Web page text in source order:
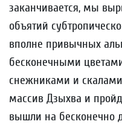
заканчивается, мы
объятий
вполне привычных
бесконечными
снежниками и
массив Дзыхва и
вышли на бесконечно